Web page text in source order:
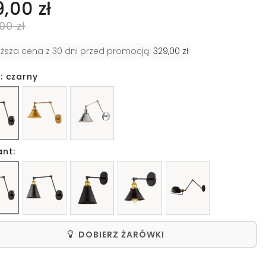
zł
zł
cena z 30 dni przed promocją: 329,00 zł
czarny
DOBIERZ ŻARÓWKI